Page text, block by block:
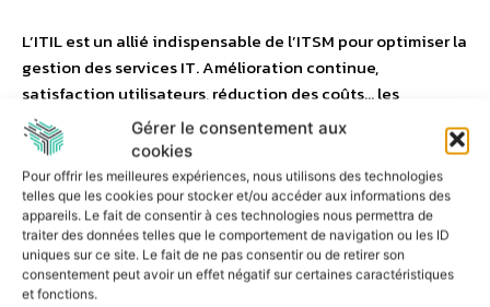
Gérer le consentement aux
cookies
Pour offrir les meilleures expériences, nous utilisons des technologies
telles que les cookies pour stocker et/ou accéder aux informations des
appareils. Le fait de consentir à ces technologies nous permettra de
traiter des données telles que le comportement de navigation ou les ID
uniques sur ce site. Le fait de ne pas consentir ou de retirer son
consentement peut avoir un effet négatif sur certaines caractéristiques
et fonctions.
L’ITIL est un allié indispensable de l’ITSM pour optimiser la
gestion des services IT. Amélioration continue,
satisfaction utilisateurs, réduction des coûts… les
bénéfices sont nombreux. Pour adopter ce modèle,
implémenter une solution ITSM renforce cette synergie :
c’est une stratégie gagnante pour maximiser l’efficacité
des services IT.
Par Alexandre Zana, Responsable avant-vente chez
COMBODO